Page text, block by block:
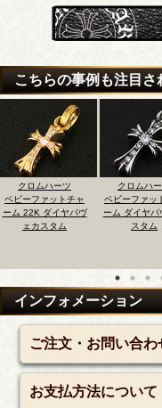
こちらの事例も注目さ
ャ
ヴ
クロムハーツ
ベビーファットチャ
ーム ダイヤパヴェカ
スタム
ク
ベビー
ーム セ
インフォメーション
ご注文・お問い合わ
お支払方法について